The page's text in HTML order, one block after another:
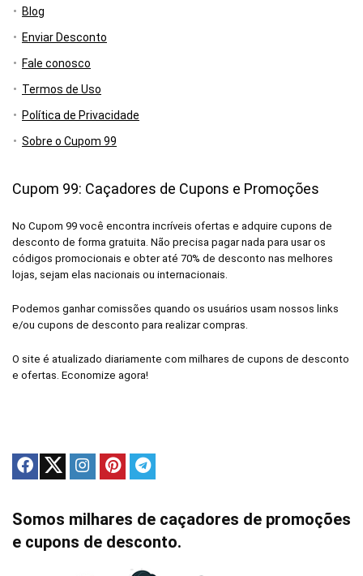
Blog
Enviar Desconto
Fale conosco
Termos de Uso
Política de Privacidade
Sobre o Cupom 99
Cupom 99: Caçadores de Cupons e Promoções
No Cupom 99 você encontra incríveis ofertas e adquire cupons de
desconto de forma gratuita. Não precisa pagar nada para usar os
códigos promocionais e obter até 70% de desconto nas melhores
lojas, sejam elas nacionais ou internacionais.
Podemos ganhar comissões quando os usuários usam nossos links
e/ou cupons de desconto para realizar compras.
O site é atualizado diariamente com milhares de cupons de desconto
e ofertas. Economize agora!
Somos milhares de caçadores de promoções
e cupons de desconto.